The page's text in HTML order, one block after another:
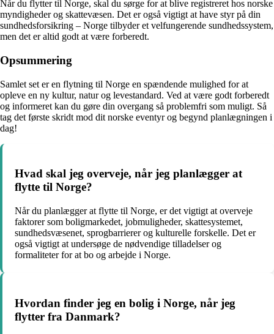
Når du flytter til Norge, skal du sørge for at blive registreret hos norske
myndigheder og skattevæsen. Det er også vigtigt at have styr på din
sundhedsforsikring – Norge tilbyder et velfungerende sundhedssystem,
men det er altid godt at være forberedt.
Opsummering
Samlet set er en flytning til Norge en spændende mulighed for at
opleve en ny kultur, natur og levestandard. Ved at være godt forberedt
og informeret kan du gøre din overgang så problemfri som muligt. Så
tag det første skridt mod dit norske eventyr og begynd planlægningen i
dag!
Hvad skal jeg overveje, når jeg planlægger at
flytte til Norge?
Når du planlægger at flytte til Norge, er det vigtigt at overveje
faktorer som boligmarkedet, jobmuligheder, skattesystemet,
sundhedsvæsenet, sprogbarrierer og kulturelle forskelle. Det er
også vigtigt at undersøge de nødvendige tilladelser og
formaliteter for at bo og arbejde i Norge.
Hvordan finder jeg en bolig i Norge, når jeg
flytter fra Danmark?